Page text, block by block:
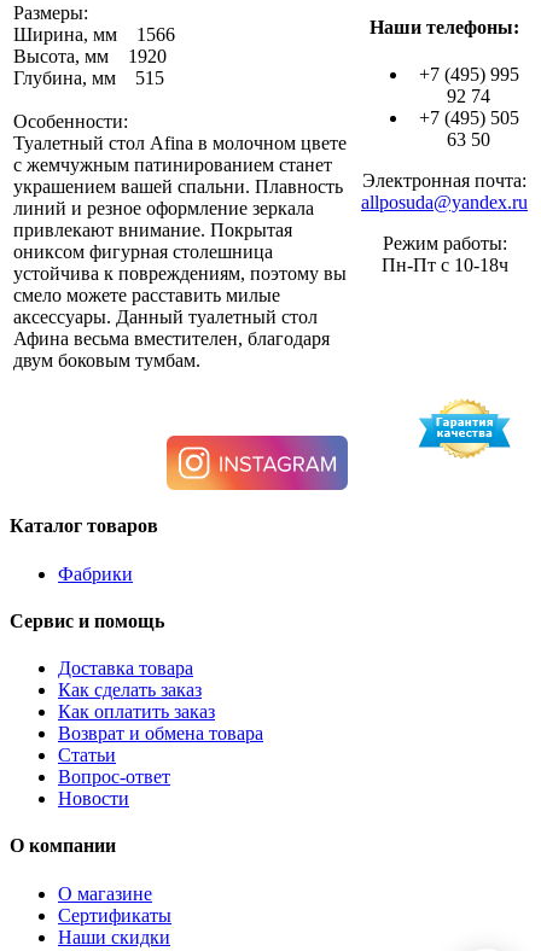
Размеры:
Ширина, мм 1566
Высота, мм 1920
Глубина, мм 515
Особенности:
Туалетный стол Afina в молочном цвете
с жемчужным патинированием станет
украшением вашей спальни. Плавность
линий и резное оформление зеркала
привлекают внимание. Покрытая
ониксом фигурная столешница
устойчива к повреждениям, поэтому вы
смело можете расставить милые
аксессуары. Данный туалетный стол
Афина весьма вместителен, благодаря
двум боковым тумбам.
Наши телефоны:
+7 (495) 995
92 74
+7 (495) 505
63 50
Электронная почта:
allposuda@yandex.ru
Режим работы:
Пн-Пт с 10-18ч
Каталог товаров
Фабрики
Сервис и помощь
Доставка товара
Как сделать заказ
Как оплатить заказ
Возврат и обмена товара
Статьи
Вопрос-ответ
Новости
О компании
О магазине
Сертификаты
Наши скидки